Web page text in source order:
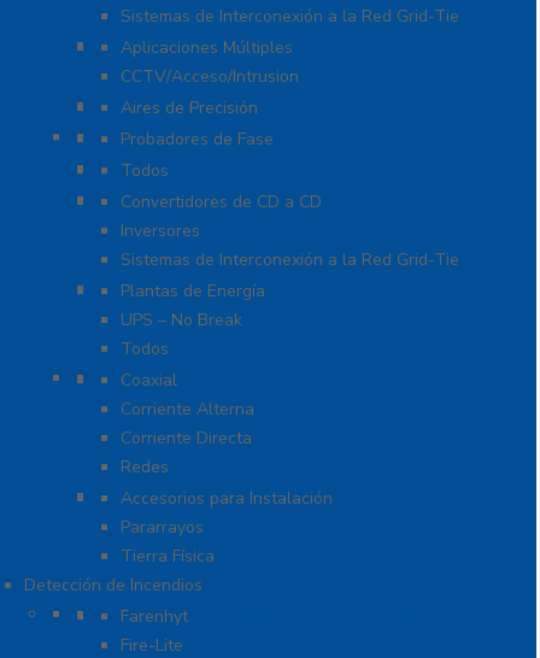
Sistemas de Interconexión a la Red Grid-Tie
Fuentes de Poder
Aplicaciones Múltiples
CCTV/Acceso/Intrusion
Sistemas de Enfriamiento
Aires de Precisión
Herramientas
Probadores de Fase
Iluminación LED
Todos
Inversores y Convertidores
Convertidores de CD a CD
Inversores
Sistemas de Interconexión a la Red Grid-Tie
UPS / Respaldo
Plantas de Energía
UPS – No Break
Todos
Protección contra Descargas
Coaxial
Corriente Alterna
Corriente Directa
Redes
Tierra Física y Pararrayos
Accesorios para Instalación
Pararrayos
Tierra Física
Detección de Incendios
Accesorios y Dispositivos Direccionables
Farenhyt
Fire-Lite